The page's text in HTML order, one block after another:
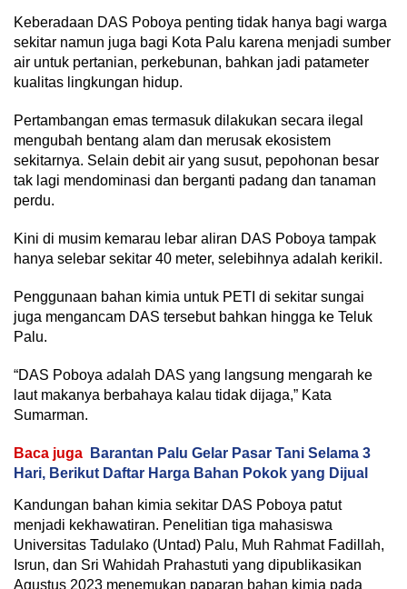
Keberadaan DAS Poboya penting tidak hanya bagi warga
sekitar namun juga bagi Kota Palu karena menjadi sumber
air untuk pertanian, perkebunan, bahkan jadi patameter
kualitas lingkungan hidup.
Pertambangan emas termasuk dilakukan secara ilegal
mengubah bentang alam dan merusak ekosistem
sekitarnya. Selain debit air yang susut, pepohonan besar
tak lagi mendominasi dan berganti padang dan tanaman
perdu.
Kini di musim kemarau lebar aliran DAS Poboya tampak
hanya selebar sekitar 40 meter, selebihnya adalah kerikil.
Penggunaan bahan kimia untuk PETI di sekitar sungai
juga mengancam DAS tersebut bahkan hingga ke Teluk
Palu.
“DAS Poboya adalah DAS yang langsung mengarah ke
laut makanya berbahaya kalau tidak dijaga,” Kata
Sumarman.
Baca juga
Barantan Palu Gelar Pasar Tani Selama 3
Hari, Berikut Daftar Harga Bahan Pokok yang Dijual
Kandungan bahan kimia sekitar DAS Poboya patut
menjadi kekhawatiran. Penelitian tiga mahasiswa
Universitas Tadulako (Untad) Palu, Muh Rahmat Fadillah,
Isrun, dan Sri Wahidah Prahastuti yang dipublikasikan
Agustus 2023 menemukan paparan bahan kimia pada